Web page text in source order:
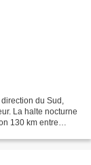
La halte nocturne